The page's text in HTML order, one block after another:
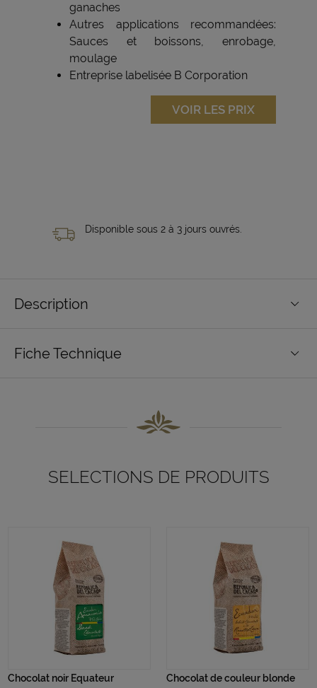
ganaches
Autres applications recommandées:
Sauces et boissons, enrobage,
moulage
Entreprise labelisée B Corporation
VOIR LES PRIX
Disponible sous 2 à 3 jours ouvrés.
Description
Fiche Technique
SELECTIONS DE PRODUITS
Chocolat noir Equateur
Chocolat de couleur blonde